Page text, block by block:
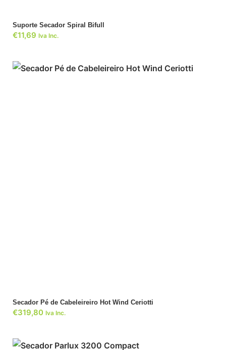
Suporte Secador Spiral Bifull
€11,69 Iva Inc.
Secador Pé de Cabeleireiro Hot Wind Ceriotti
€319,80 Iva Inc.